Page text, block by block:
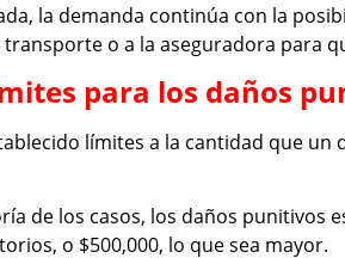
la demanda continúa con la
o a la aseguradora para
para los daños
límites a la cantidad que
de los casos, los daños punitivos
o $500,000, lo que sea mayor.